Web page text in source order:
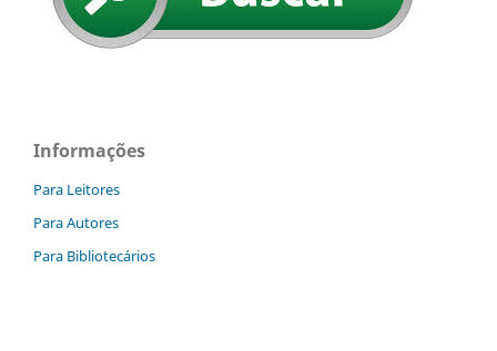
Informações
Para Leitores
Para Autores
Para Bibliotecários